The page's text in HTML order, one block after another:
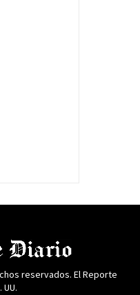
reservados. El Reporte